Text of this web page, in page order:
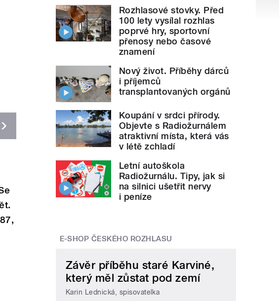
Rozhlasové stovky. Před
100 lety vysílal rozhlas
poprvé hry, sportovní
přenosy nebo časové
znamení
Nový život. Příběhy dárců
i příjemců
transplantovaných orgánů
Koupání v srdci přírody.
Objevte s Radiožurnálem
atraktivní místa, která vás
v létě zchladí
Letní autoškola
Radiožurnálu. Tipy, jak si
na silnici ušetřit nervy
i peníze
E-SHOP ČESKÉHO ROZHLASU
Závěr příběhu staré Karviné,
který měl zůstat pod zemí
Karin Lednická, spisovatelka